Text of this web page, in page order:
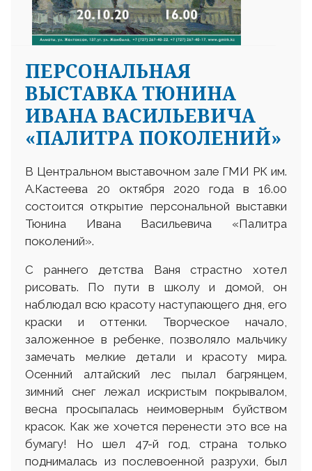
ПЕРСОНАЛЬНАЯ
ВЫСТАВКА ТЮНИНА
ИВАНА ВАСИЛЬЕВИЧА
«ПАЛИТРА ПОКОЛЕНИЙ»
В Центральном выставочном зале ГМИ РК им.
А.Кастеева 20 октября 2020 года в 16.00
состоится открытие персональной выставки
Тюнина Ивана Васильевича «Палитра
поколений».
С раннего детства Ваня страстно хотел
рисовать. По пути в школу и домой, он
наблюдал всю красоту наступающего дня, его
краски и оттенки. Творческое начало,
заложенное в ребенке, позволяло мальчику
замечать мелкие детали и красоту мира.
Осенний алтайский лес пылал багрянцем,
зимний снег лежал искристым покрывалом,
весна просыпалась неимоверным буйством
красок. Как же хочется перенести это все на
бумагу! Но шел 47-й год, страна только
поднималась из послевоенной разрухи, был